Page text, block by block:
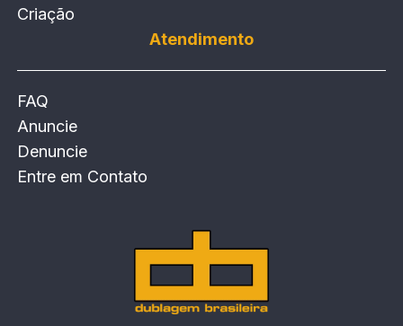
Criação
Atendimento
FAQ
Anuncie
Denuncie
Entre em Contato